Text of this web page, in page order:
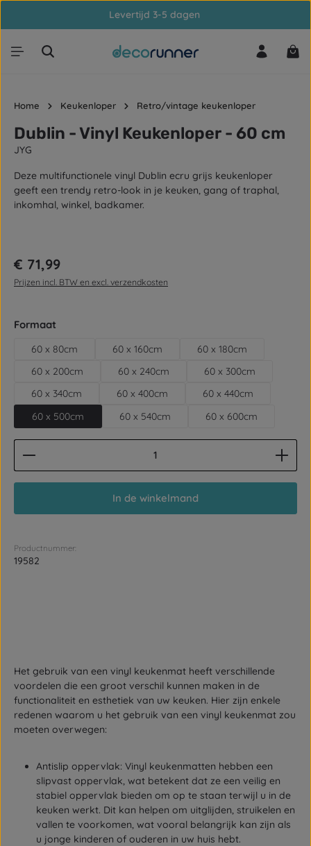
Ga naar de hoofdinhoudLevertijd 3-5 dagen
Home Keukenloper Retro/vintage keukenloper
Dublin - Vinyl Keukenloper - 60 cm
JYG
Deze multifunctionele vinyl Dublin ecru grijs keukenloper
geeft een trendy retro-look in je keuken, gang of traphal,
inkomhal, winkel, badkamer.
Normale prijs:
€ 71,99
Prijzen incl. BTW en excl. verzendkosten
Selecteer
Formaat
60 x 80cm 60 x 160cm
60 x 180cm
60 x 200cm
60 x 240cm
60 x 300cm
60 x 340cm
60 x 400cm
60 x 440cm
60 x 500cm
60 x 540cm 60 x 600cm
Producthoeveelheid: Voer de gewenste
In de winkelmand
Productnummer:
19582
Het gebruik van een vinyl keukenmat heeft verschillende
voordelen die een groot verschil kunnen maken in de
functionaliteit en esthetiek van uw keuken. Hier zijn enkele
redenen waarom u het gebruik van een vinyl keukenmat zou
moeten overwegen:
Antislip oppervlak: Vinyl keukenmatten hebben een
slipvast oppervlak, wat betekent dat ze een veilig en
stabiel oppervlak bieden om op te staan terwijl u in de
keuken werkt. Dit kan helpen om uitglijden, struikelen en
vallen te voorkomen, wat vooral belangrijk kan zijn als
u jonge kinderen of ouderen in uw huis hebt.